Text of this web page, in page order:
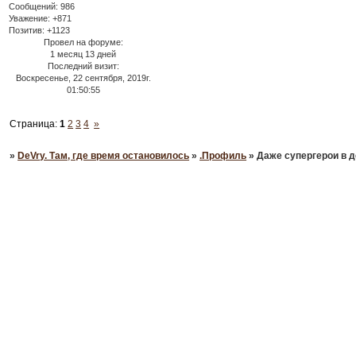
Сообщений: 986
Уважение: +871
Позитив: +1123
Провел на форуме:
1 месяц 13 дней
Последний визит:
Воскресенье, 22 сентября, 2019г.
01:50:55
Страница:1 2 3 4 »
» DeVry. Там, где время остановилось ».Профиль »Даже супергерои в